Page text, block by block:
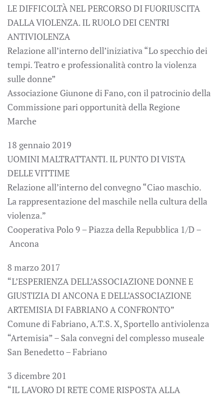
LE DIFFICOLTÀ NEL PERCORSO DI FUORIUSCITA
DALLA VIOLENZA. IL RUOLO DEI CENTRI
ANTIVIOLENZA
Relazione all’interno dell’iniziativa “Lo specchio dei
tempi.Teatro e professionalità contro la violenza
sulle donne”
Associazione Giunone di Fano, con il patrocinio della
Commissione pari opportunità della Regione
Marche
18 gennaio 2019
UOMINI MALTRATTANTI. IL PUNTO DI VISTA
DELLE VITTIME
Relazione all’interno del convegno “Ciao maschio.
La rappresentazione del maschile nella cultura della
violenza.”
Cooperativa Polo 9 – Piazza della Repubblica 1/D –
Ancona
8 marzo 2017
“L’ESPERIENZA DELL’ASSOCIAZIONE DONNE E
GIUSTIZIA DI ANCONA E DELL’ASSOCIAZIONE
ARTEMISIA DI FABRIANO A CONFRONTO”
Comune di Fabriano, A.T.S. X, Sportello antiviolenza
“Artemisia” – Sala convegni del complesso museale
San Benedetto – Fabriano
3 dicembre 201
“IL LAVORO DI RETE COME RISPOSTA ALLA